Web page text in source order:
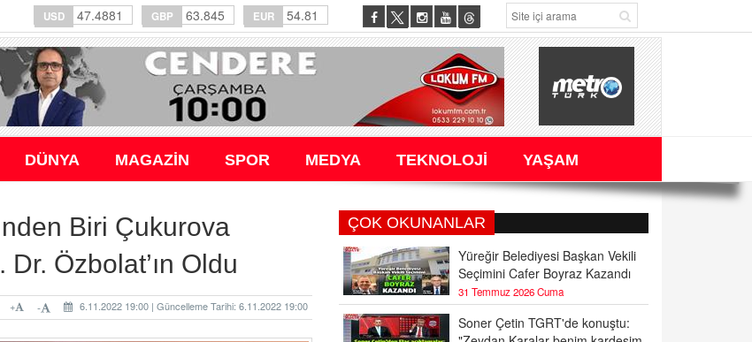
USD 47.4881 GBP 63.845 EUR 54.81
DÜNYA MAGAZİN SPOR MEDYA TEKNOLOJİ YAŞAM
Biri Çukurova
Özbolat’ın Oldu
6.11.2022 19:00 | Güncelleme Tarihi: 6.11.2022 19:00
-
+
ÇOK OKUNANLAR
Yüreğir Belediyesi Başkan Vekili
Seçimini Cafer Boyraz Kazandı
31 Temmuz 2026 Cuma
Soner Çetin TGRT'de konuştu: